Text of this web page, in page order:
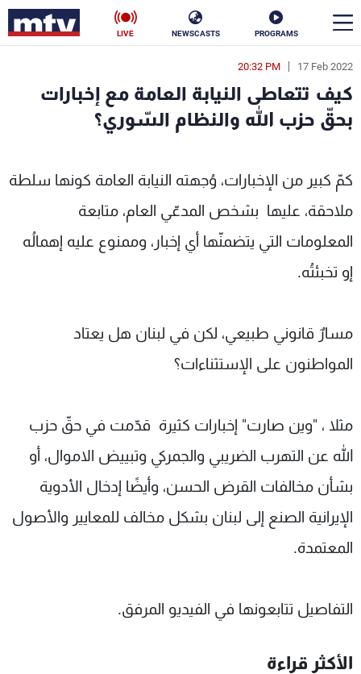
PROGRAMS
NEWSCASTS
LIVE
17 Feb 2022
20:32 PM
كيف تتعاطى النيابة العامة مع إخبارات
بحقّ حزب الله والنظام السّوري؟
كمّ كبير من الإخبارات، وُجهته النيابة العامة كونها سلطة
ملاحقة، عليها بشخص المدعّي العام، متابعة
المعلومات التي يتضمنّها أي إخبار، وممنوع عليه إهمالُه
إو تخبئتُه.
مسارٌ قانوني طبيعي، لكن في لبنان هل يعتاد
المواطنون على الإستثناءات؟
مثلا ، "وين صارت" إخبارات كثيرة قدّمت في حقّ حزب
الله عن التهرب الضريبي والجمركي وتبييض الاموال، أو
بشأن مخالفات القرض الحسن، وأيضًا إدخال الأدوية
الإيرانية الصنع إلى لبنان بشكل مخالف للمعايير والأصول
المعتمدة.
التفاصيل تتابعونها في الفيديو المرفق.
الأكثر قراءة
en
الأخبار
إقتصاد فن
رياضة
كأس العالم
البرامج
جدول البرامج
عن MTV
لاعلاناتكم
وظائف
تواصل معنا
شروط الإسـتخدام